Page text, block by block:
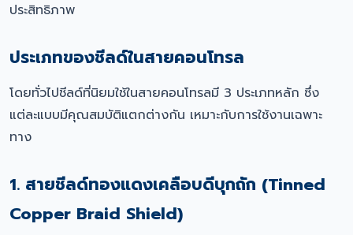
ประสิทธิภาพ
ประเภทของชีลด์ในสายคอนโทรล
โดยทั่วไปชีลด์ที่นิยมใช้ในสายคอนโทรลมี 3 ประเภทหลัก ซึ่ง
แต่ละแบบมีคุณสมบัติแตกต่างกัน เหมาะกับการใช้งานเฉพาะ
ทาง
1. สายชีลด์ทองแดงเคลือบดีบุกถัก (Tinned
Copper Braid Shield)